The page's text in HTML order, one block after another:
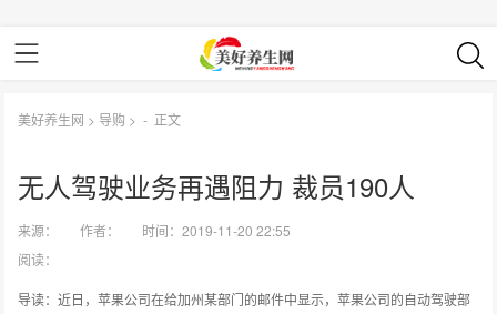
美好养生网 > 导购 > - 正文
无人驾驶业务再遇阻力 裁员190人
来源： 作者：
时间：2019-11-20 22:55
阅读：
导读：近日，苹果公司在给加州某部门的邮件中显示，苹果公司的自动驾驶部